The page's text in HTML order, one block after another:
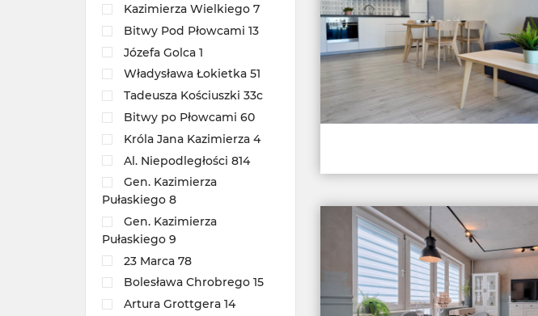
Kazimierza Wielkiego 7
Bitwy Pod Płowcami 13
Józefa Golca 1
Władysława Łokietka 51
Tadeusza Kościuszki 33c
Bitwy po Płowcami 60
Króla Jana Kazimierza 4
Al. Niepodległości 814
Gen. Kazimierza
Pułaskiego 8
Gen. Kazimierza
Pułaskiego 9
23 Marca 78
Bolesława Chrobrego 15
Artura Grottgera 14